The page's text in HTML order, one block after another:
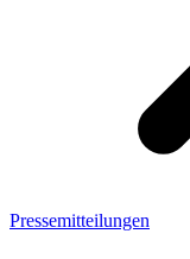
Pressemitteilungen